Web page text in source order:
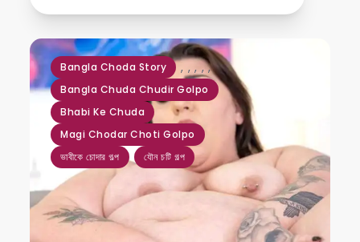
Bangla Choda Story ,
Bangla Chuda Chudir Golpo
,
Bhabi Ke Chuda
,
Magi Chodar Choti Golpo
,
ভাবীকে চোদার গল্প
,
যৌন চটি গল্প